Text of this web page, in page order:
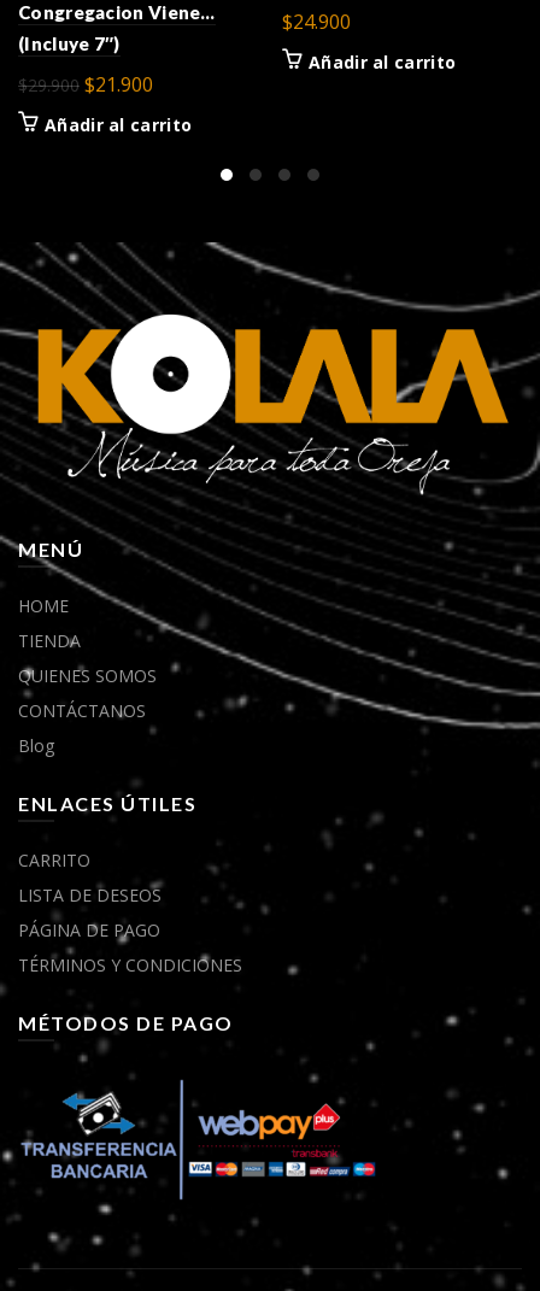
Congregacion Viene…
(Incluye 7″)
$29.900 El
precio
$21.900
precio
Añadir al carrito
$24.900
Añadir al carrito
MENÚ
HOME
TIENDA
QUIENES SOMOS
CONTÁCTANOS
Blog
ENLACES ÚTILES
CARRITO
LISTA DE DESEOS
PÁGINA DE PAGO
TÉRMINOS Y CONDICIONES
MÉTODOS DE PAGO